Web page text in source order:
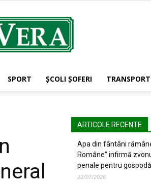
SPORT ŞCOLI ŞOFERI
ARTICOLE RECENTE
Apa din fântâni
Române” infirmă
penale pentru
22/07/2026